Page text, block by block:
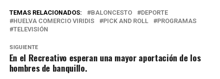
TEMAS RELACIONADOS: BALONCESTO
DEPORTE
HUELVA COMERCIO VIRIDIS
PICK AND ROLL
PROGRAMAS
TELEVISIÓN
SIGUIENTE
En el Recreativo esperan una mayor aportación de los
hombres de banquillo.